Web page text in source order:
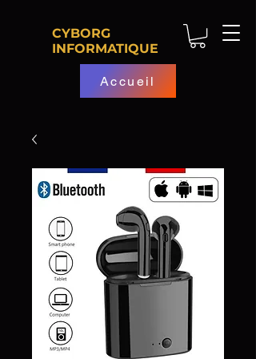
CYBORG
INFORMATIQUE
Accueil